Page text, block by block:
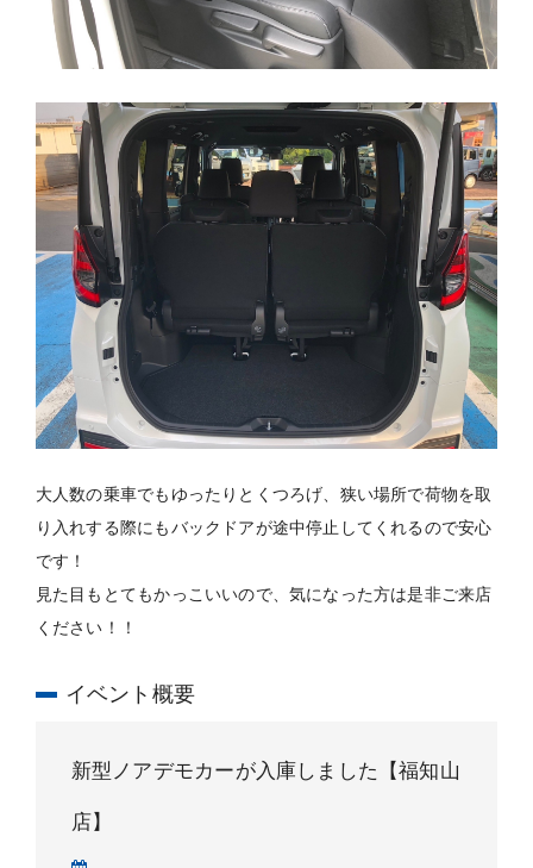
大人数の乗車でもゆったりとくつろげ、狭い場所で荷物を取
り入れする際にもバックドアが途中停止してくれるので安心
です！
見た目もとてもかっこいいので、気になった方は是非ご来店
ください！！
イベント概要
新型ノアデモカーが入庫しました【福知山
店】